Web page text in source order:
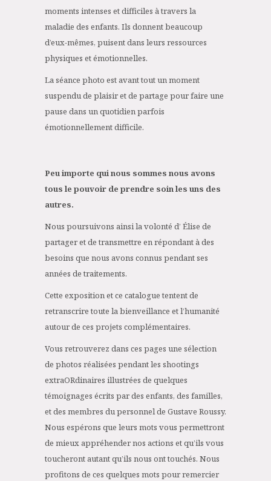
moments intenses et difficiles à travers la
maladie des enfants. Ils donnent beaucoup
d’eux-mêmes, puisent dans leurs ressources
physiques et émotionnelles.
La séance photo est avant tout un moment
suspendu de plaisir et de partage pour faire une
pause dans un quotidien parfois
émotionnellement difficile.
Peu importe qui nous sommes nous avons
tous le pouvoir de prendre soin les uns des
autres.
Nous poursuivons ainsi la volonté d’ Élise de
partager et de transmettre en répondant à des
besoins que nous avons connus pendant ses
années de traitements.
Cette exposition et ce catalogue tentent de
retranscrire toute la bienveillance et l’humanité
autour de ces projets complémentaires.
Vous retrouverez dans ces pages une sélection
de photos réalisées pendant les shootings
extraORdinaires illustrées de quelques
témoignages écrits par des enfants, des familles,
et des membres du personnel de Gustave Roussy.
Nous espérons que leurs mots vous permettront
de mieux appréhender nos actions et qu’ils vous
toucheront autant qu’ils nous ont touchés. Nous
profitons de ces quelques mots pour remercier